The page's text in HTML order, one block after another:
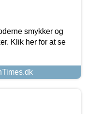
smykker og
Klik her for at se